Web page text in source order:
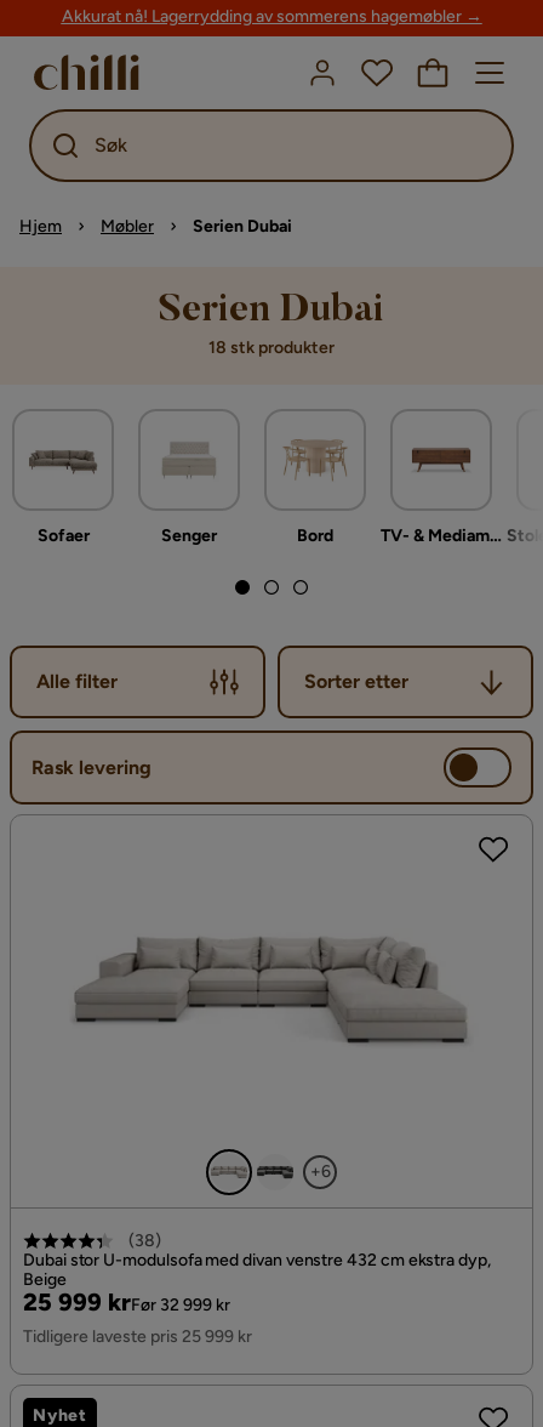
Akkurat nå! Lagerrydding av sommerens hagemøbler →
Søk
Hjem Møbler Serien Dubai
Serien Dubai
18 stk produkter
Sofaer Senger Bord TV- & Mediamøbler
Alle filter
Sorter etter
Sorter etter
Rask levering
+6
(38)
Dubai stor U-modulsofa med divan venstre 432 cm ekstra dyp,
Beige
Pris
25 999 kr
Original
Pris
Før 32 999 kr
Tidligere laveste pris 25 999 kr
Nyhet